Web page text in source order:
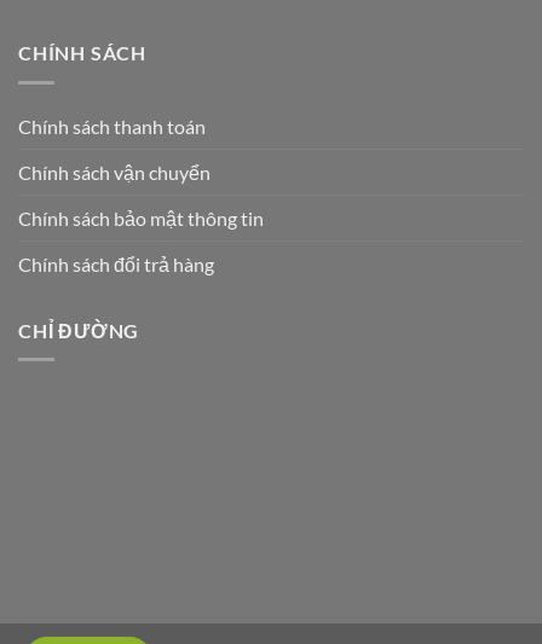
CHÍNH SÁCH
Chính sách thanh toán
Chính sách vận chuyển
Chính sách bảo mật thông tin
Chính sách đổi trả hàng
CHỈ ĐƯỜNG